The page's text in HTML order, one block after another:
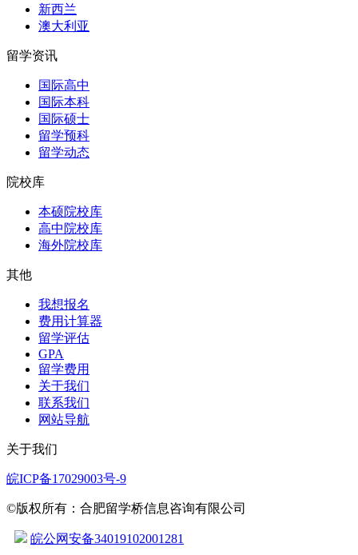
新西兰
澳大利亚
留学资讯
国际高中
国际本科
国际硕士
留学预科
留学动态
院校库
本硕院校库
高中院校库
海外院校库
其他
我想报名
费用计算器
留学评估
GPA
留学费用
关于我们
联系我们
网站导航
关于我们
皖ICP备17029003号-9
©版权所有：合肥留学桥信息咨询有限公司
皖公网安备34019102001281